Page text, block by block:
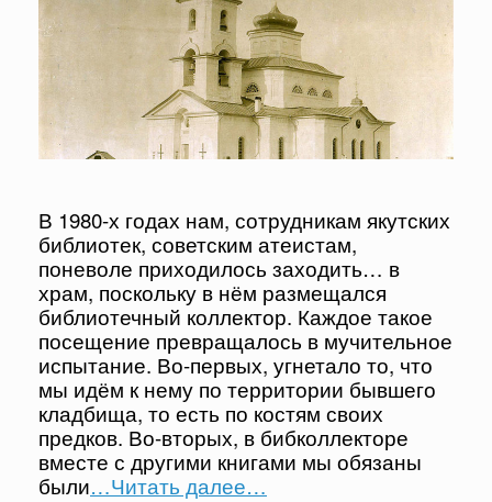
В 1980-х годах нам, сотрудникам якутских
библиотек, советским атеистам,
поневоле приходилось заходить… в
храм, поскольку в нём размещался
библиотечный коллектор. Каждое такое
посещение превращалось в мучительное
испытание. Во-первых, угнетало то, что
мы идём к нему по территории бывшего
кладбища, то есть по костям своих
предков. Во-вторых, в бибколлекторе
вместе с другими книгами мы обязаны
были…Читать далее…